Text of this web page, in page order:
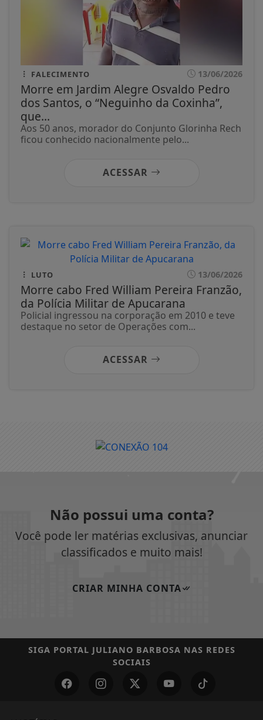
FALECIMENTO 13/06/2026
Morre em Jardim Alegre Osvaldo Pedro
dos Santos, o “Neguinho da Coxinha”,
que...
Aos 50 anos, morador do Conjunto Glorinha Rech
ficou conhecido nacionalmente pelo...
ACESSAR
LUTO 13/06/2026
Morre cabo Fred William Pereira Franzão,
da Polícia Militar de Apucarana
Policial ingressou na corporação em 2010 e teve
destaque no setor de Operações com...
ACESSAR
Não possui uma conta?
Você pode ler matérias exclusivas, anunciar
classificados e muito mais!
CRIAR MINHA CONTA
SIGA PORTAL JULIANO BARBOSA NAS REDES
SOCIAIS